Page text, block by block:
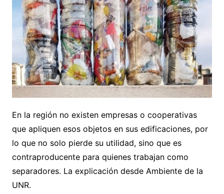
En la región no existen empresas o cooperativas
que apliquen esos objetos en sus edificaciones, por
lo que no solo pierde su utilidad, sino que es
contraproducente para quienes trabajan como
separadores. La explicación desde Ambiente de la
UNR.